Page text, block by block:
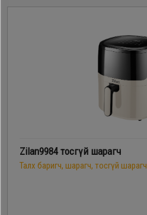
Zilan9984 тосгүй шарагч
Талх баригч, шарагч, тосгүй шарагч